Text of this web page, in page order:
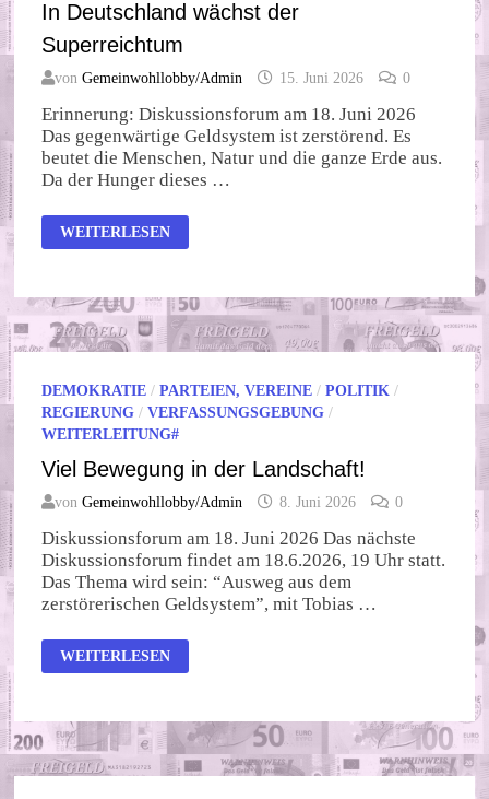
In Deutschland wächst der
Superreichtum
vonGemeinwohllobby/Admin 15. Juni 2026 0
Erinnerung: Diskussionsforum am 18. Juni 2026
Das gegenwärtige Geldsystem ist zerstörend. Es
beutet die Menschen, Natur und die ganze Erde aus.
Da der Hunger dieses …
IN
DEUTSCHLAND
WEITERLESEN
DEMOKRATIE /PARTEIEN, VEREINE /POLITIK /
REGIERUNG /VERFASSUNGSGEBUNG /
WEITERLEITUNG#
Viel Bewegung in der Landschaft!
vonGemeinwohllobby/Admin 8. Juni 2026 0
Diskussionsforum am 18. Juni 2026 Das nächste
Diskussionsforum findet am 18.6.2026, 19 Uhr statt.
Das Thema wird sein: “Ausweg aus dem
zerstörerischen Geldsystem”, mit Tobias …
VIEL
BEWEGUNG
WEITERLESEN